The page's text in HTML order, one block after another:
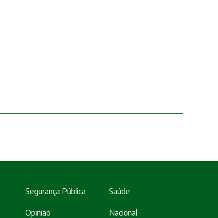
Segurança Pública Saúde
Opinião Nacional